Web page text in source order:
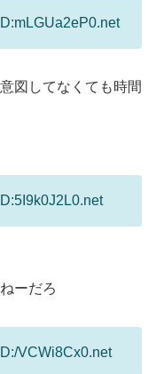
図してなくても時間
ーだろ
VCWi8Cx0.net